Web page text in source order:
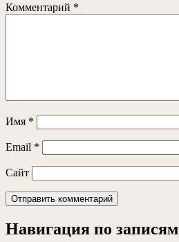
Комментарий *
Имя *
Email *
Сайт
Навигация по записям